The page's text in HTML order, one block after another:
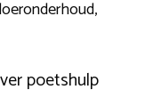
poetshulp